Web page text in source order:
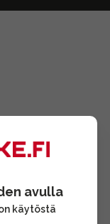
avulla
käytöstä